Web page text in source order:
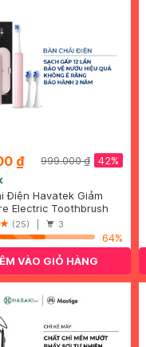
₫ 42%
999.000 ₫
Điện Havatek Giảm
Màu Hồng
Electric Toothbrush
(25) | 3
64%
VÀO GIỎ HÀNG